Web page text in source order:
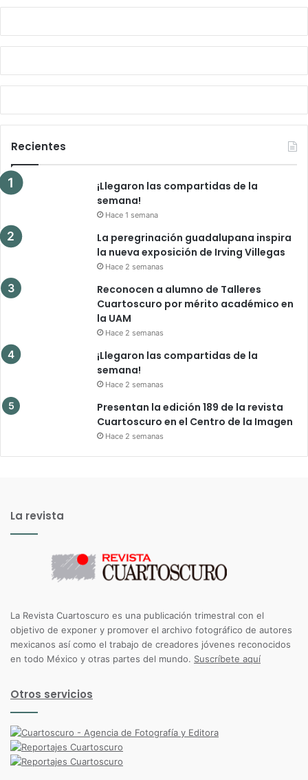
Recientes
¡Llegaron las compartidas de la
semana!
Hace 1 semana
La peregrinación guadalupana inspira
la nueva exposición de Irving Villegas
Hace 2 semanas
Reconocen a alumno de Talleres
Cuartoscuro por mérito académico en
la UAM
Hace 2 semanas
¡Llegaron las compartidas de la
semana!
Hace 2 semanas
Presentan la edición 189 de la revista
Cuartoscuro en el Centro de la Imagen
Hace 2 semanas
La revista
La Revista Cuartoscuro es una publicación trimestral con el
objetivo de exponer y promover el archivo fotográfico de autores
mexicanos así como el trabajo de creadores jóvenes reconocidos
en todo México y otras partes del mundo. Suscríbete aquí
Otros servicios